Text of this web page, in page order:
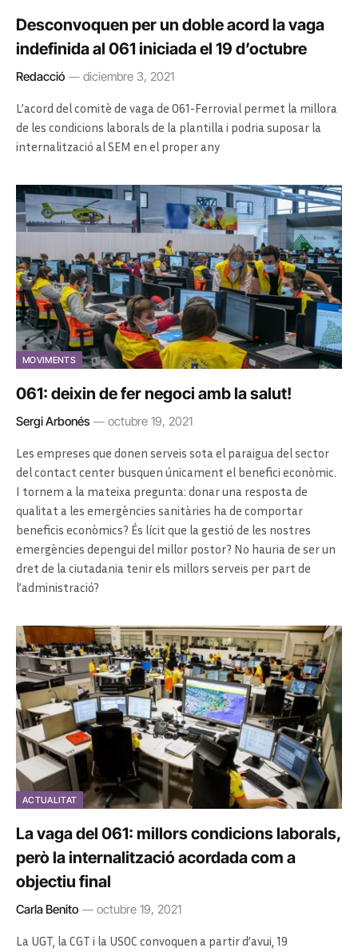
Desconvoquen per un doble acord la vaga
indefinida al 061 iniciada el 19 d’octubre
Redacció diciembre 3, 2021
L’acord del comitè de vaga de 061-Ferrovial permet la millora
de les condicions laborals de la plantilla i podria suposar la
internalització al SEM en el proper any
MOVIMENTS
061: deixin de fer negoci amb la salut!
Sergi Arbonés octubre 19, 2021
Les empreses que donen serveis sota el paraigua del sector
del contact center busquen únicament el benefici econòmic.
I tornem a la mateixa pregunta: donar una resposta de
qualitat a les emergències sanitàries ha de comportar
beneficis econòmics? És lícit que la gestió de les nostres
emergències depengui del millor postor? No hauria de ser un
dret de la ciutadania tenir els millors serveis per part de
l’administració?
ACTUALITAT
La vaga del 061: millors condicions laborals,
però la internalització acordada com a
objectiu final
Carla Benito octubre 19, 2021
La UGT, la CGT i la USOC convoquen a partir d’avui, 19